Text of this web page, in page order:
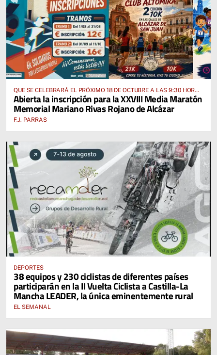
QUE SE CELEBRARÁ EL PRÓXIMO 18 DE OCTUBRE A LAS 9:30 HORAS
DESDE EL PABELLÓN VICENTE PANIAGUA
Abierta la inscripción para la XXVIII Media Maratón
Memorial Mariano Rivas Rojano de Alcázar
F.J. PARRAS
DEPORTES
38 equipos y 230 ciclistas de diferentes países
participarán en la II Vuelta Ciclista a Castilla-La
Mancha LEADER, la única eminentemente rural
EL SEMANAL